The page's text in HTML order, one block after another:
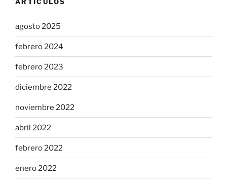
agosto 2025
febrero 2024
febrero 2023
diciembre 2022
noviembre 2022
abril 2022
febrero 2022
enero 2022